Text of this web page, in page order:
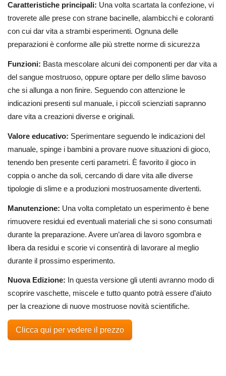
Caratteristiche principali: Una volta scartata la confezione, vi
troverete alle prese con strane bacinelle, alambicchi e coloranti
con cui dar vita a strambi esperimenti. Ognuna delle
preparazioni è conforme alle più strette norme di sicurezza
Funzioni: Basta mescolare alcuni dei componenti per dar vita a
del sangue mostruoso, oppure optare per dello slime bavoso
che si allunga a non finire. Seguendo con attenzione le
indicazioni presenti sul manuale, i piccoli scienziati sapranno
dare vita a creazioni diverse e originali.
Valore educativo: Sperimentare seguendo le indicazioni del
manuale, spinge i bambini a provare nuove situazioni di gioco,
tenendo ben presente certi parametri. È favorito il gioco in
coppia o anche da soli, cercando di dare vita alle diverse
tipologie di slime e a produzioni mostruosamente divertenti.
Manutenzione: Una volta completato un esperimento è bene
rimuovere residui ed eventuali materiali che si sono consumati
durante la preparazione. Avere un’area di lavoro sgombra e
libera da residui e scorie vi consentirà di lavorare al meglio
durante il prossimo esperimento.
Nuova Edizione: In questa versione gli utenti avranno modo di
scoprire vaschette, miscele e tutto quanto potrà essere d’aiuto
per la creazione di nuove mostruose novità scientifiche.
Clicca qui per vedere il prezzo